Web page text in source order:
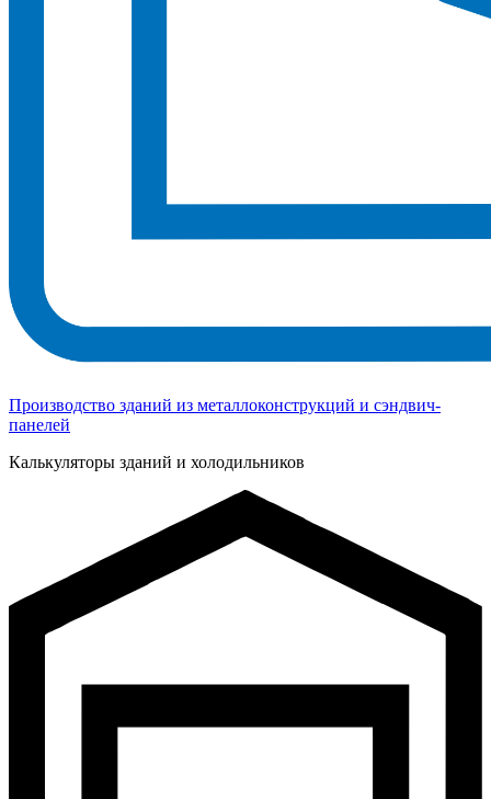
Производство зданий из металлоконструкций и сэндвич-
панелей
Калькуляторы зданий и холодильников